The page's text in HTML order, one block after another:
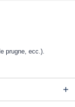
prugne, ecc.).